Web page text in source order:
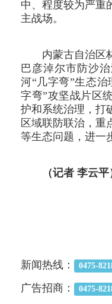
中、程度较为严重
主战场。
内蒙古自治区
巴彦淖尔市防沙
河“几字弯”生态
字弯”攻坚战片区
护和系统治理，打
区域联防联治，重
等生态问题，进一
（记者 李云平
新闻热线： 0475-
广告招商： 0475-